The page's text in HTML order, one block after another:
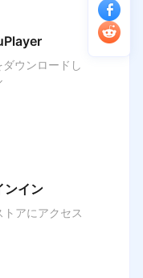
ウンロードし
ンイン
アにアクセス